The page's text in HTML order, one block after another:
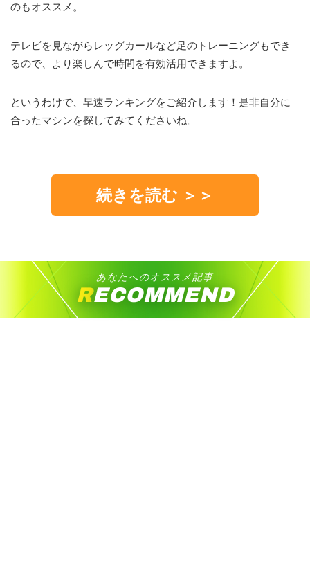
のもオススメ。
テレビを見ながらレッグカールなど足のトレーニングもでき
るので、より楽しんで時間を有効活用できますよ。
というわけで、早速ランキングをご紹介します！是非自分に
合ったマシンを探してみてくださいね。
続きを読む ＞＞
あなたへのオススメ記事
RECOMMEND